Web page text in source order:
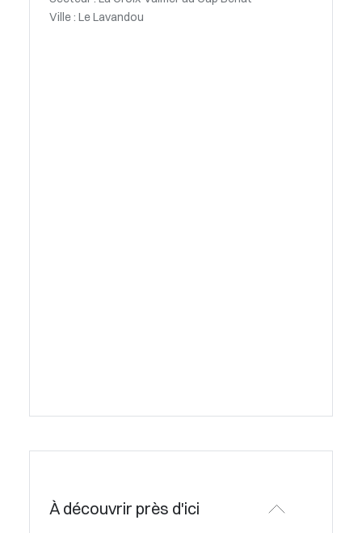
Ville : Le Lavandou
À découvrir près d'ici